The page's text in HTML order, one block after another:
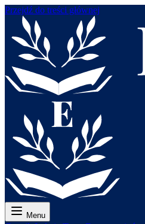
Przejdź do treści głównej
Menu